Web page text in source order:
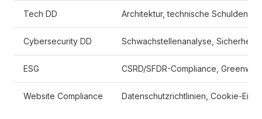
Tech DD Architektur, technische Schulden,
Cybersecurity DD Schwachstellenanalyse,
ESG CSRD/SFDR-Compliance,
Website Compliance Datenschutzrichtlinien, Cookie-